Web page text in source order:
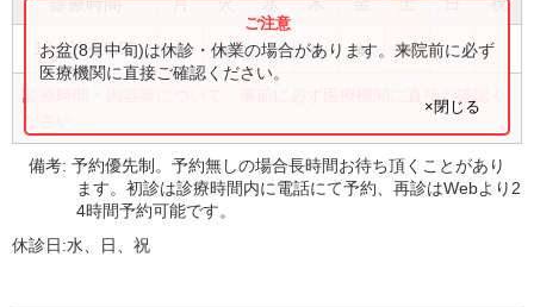
12:00〜20:00 ● ● ● ● ●
診療時間・内容等について、事前に必ず医療機関に直接ご確認く
お盆(8月中旬)は休診・休業の場合があります。来院前に必ず
医療機関に直接ご確認ください。
×閉じる
備考:予約優先制。予約無しの場合長時間お待ち頂くことがあり
ます。初診は診療時間内に電話にて予約、再診はWebより2
4時間予約可能です。
休診日:水、日、祝